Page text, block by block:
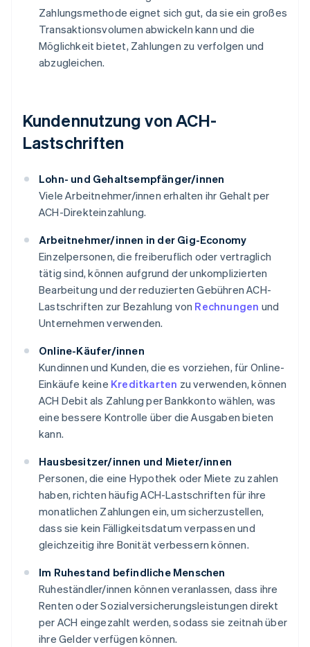
Zahlungsmethode eignet sich gut, da sie ein großes
Transaktionsvolumen abwickeln kann und die
Möglichkeit bietet, Zahlungen zu verfolgen und
abzugleichen.
Kundennutzung von ACH-
Lastschriften
Lohn- und Gehaltsempfänger/innen
Viele Arbeitnehmer/innen erhalten ihr Gehalt per
ACH-Direkteinzahlung.
Arbeitnehmer/innen in der Gig-Economy
Einzelpersonen, die freiberuflich oder vertraglich
tätig sind, können aufgrund der unkomplizierten
Bearbeitung und der reduzierten Gebühren ACH-
Lastschriften zur Bezahlung von Rechnungen und
Unternehmen verwenden.
Online-Käufer/innen
Kundinnen und Kunden, die es vorziehen, für Online-
Einkäufe keine Kreditkarten zu verwenden, können
ACH Debit als Zahlung per Bankkonto wählen, was
eine bessere Kontrolle über die Ausgaben bieten
kann.
Hausbesitzer/innen und Mieter/innen
Personen, die eine Hypothek oder Miete zu zahlen
haben, richten häufig ACH-Lastschriften für ihre
monatlichen Zahlungen ein, um sicherzustellen,
dass sie kein Fälligkeitsdatum verpassen und
gleichzeitig ihre Bonität verbessern können.
Im Ruhestand befindliche Menschen
Ruheständler/innen können veranlassen, dass ihre
Renten oder Sozialversicherungsleistungen direkt
per ACH eingezahlt werden, sodass sie zeitnah über
ihre Gelder verfügen können.